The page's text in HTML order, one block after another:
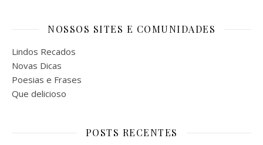
NOSSOS SITES E COMUNIDADES
Lindos Recados
Novas Dicas
Poesias e Frases
Que delicioso
POSTS RECENTES